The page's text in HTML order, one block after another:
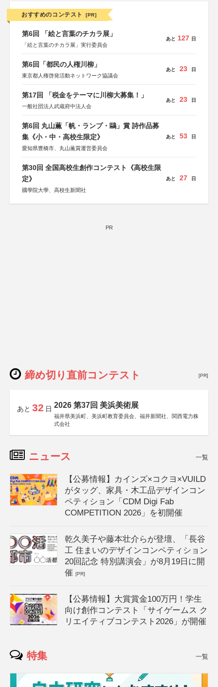
おすすめのコンテスト [PR]
第6回 「絵と言葉のチカラ展」
「絵と言葉のチカラ展」実行委員会
あと 127 日
第6回「都民の人権川柳」
東京都人権啓発活動ネットワーク協議会
あと 23 日
第17回 「税金をテーマに川柳大募集！」
一般社団法人武蔵府中法人会
あと 23 日
第6回 丸山薫「帆・ランプ・鷗」賞 詩作品募
集《小・中・高校生限定》
愛知県豊橋市、丸山薫賞運営委員会
あと 53 日
第30回 全国高校生創作コンテスト《高校生限
定》
國學院大學、高校生新聞社
あと 27 日
PR
締め切り直前コンテスト [PR]
あと 32 日 2026 第37回 美浜美術展
福井県美浜町、美浜町教育委員会、福井新聞社、関西電力株
式会社
ニュース 一覧
【公募情報】カインズ×コクヨ×VUILD
がタッグ、家具・木工品デザインコン
ペティション「CDM Digi Fab
COMPETITION 2026」を初開催
乾久美子や藤本壮介らが登壇、「長谷
工 住まいのデザインコンペティション
20回記念 特別講演会」が8月19日に開
催[PR]
【公募情報】大賞賞金100万円！学生
向け創作コンテスト「サイゲームス ク
リエイティブコンテスト2026」が開催
特集 一覧